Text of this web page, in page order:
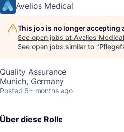
Avelios Medical
This job is no longer accepting
See open jobs at Avelios Medical
See open jobs similar to "
Quality Assurance
Munich, Germany
Posted 6+ months ago
Über diese Rolle